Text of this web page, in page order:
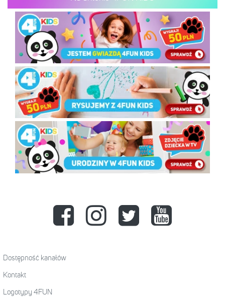
Dostępność kanałów
Kontakt
Logotypy 4FUN